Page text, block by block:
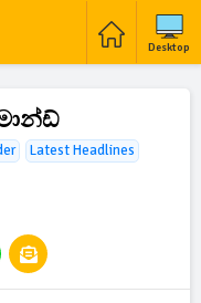
Desktop
Latest Headlines